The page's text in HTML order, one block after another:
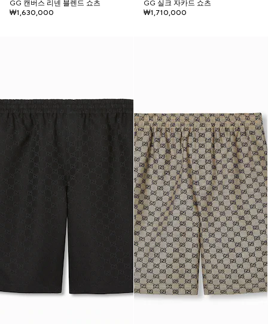
GG 캔버스 리넨 블렌드 쇼츠
₩1,630,000
GG 실크 자카드 쇼츠
₩1,710,000